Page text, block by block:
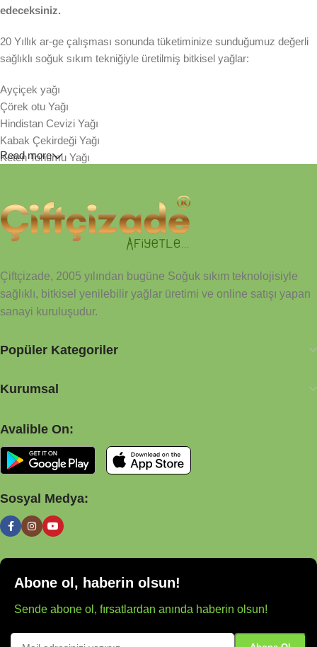
edeceksiniz.
20 Yıllık ar-ge çalışması sonunda tüketiminize sunduğumuz değerli
sağlıklı soğuk sıkım tekniğiyle üretilmiş bitkisel yağlar:
Ayçiçek yağı
Çörek otu Yağı
Hindistan Cevizi Yağı
Kabak Çekirdeği Yağı
Keten Tohumu Yağı
çekirdeklerinden sezonunda soğuk sıkım tekniğiyle üretilmiştir.
Tamamen organik kağıt filtreden geçirilerek, asit değerinin yükselme
hızı yavaşlatılmış ve lezzeti korunmuştur. Hiçbir katkı maddesi ve
Read more
Çiftçizade, 2005 yılından bugüne Soğuk sıkım teknolojisiyle
sağlıklı, bitkisel yenilebilir yağlar üretimi ve online satışı yapan
sanayi kuruluşudur.
Popüler Kategoriler
Kurumsal
Avalible On:
Sosyal Medya:
Abone ol, haberin olsun!
Sende abone ol, fırsatlardan anında haberin olsun!